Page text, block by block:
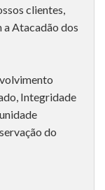
clientes,
a Atacadão dos
Integridade
do